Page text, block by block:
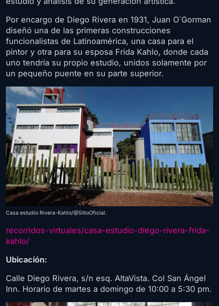
Por encargo de Diego Rivera en 1931, Juan O´Gorman
diseñó una de las primeras construcciones
funcionalistas de Latinoamérica, una casa para el
pintor y otra para su esposa Frida Kahlo, donde cada
uno tendría su propio estudio, unidos solamente por
un pequeño puente en su parte superior.
Casa estudio Rivera-Kahlo/@SitioOficial.
recorridos-virtuales/casa-estudio-diego-rivera-frida-
kahlo/
Ubicación:
Calle Diego Rivera, s/n esq. AltaVista. Col San Ángel
Inn. Horario de martes a domingo de 10:00 a 5:30 pm.